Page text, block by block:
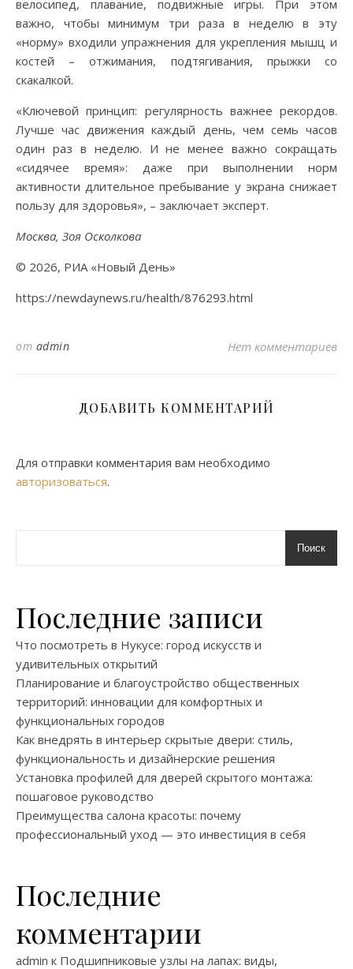
велосипед, плавание, подвижные игры. При этом
важно, чтобы минимум три раза в неделю в эту
«норму» входили упражнения для укрепления мышц и
костей – отжимания, подтягивания, прыжки со
скакалкой.
«Ключевой принцип: регулярность важнее рекордов.
Лучше час движения каждый день, чем семь часов
один раз в неделю. И не менее важно сокращать
«сидячее время»: даже при выполнении норм
активности длительное пребывание у экрана снижает
пользу для здоровья», – заключает эксперт.
Москва, Зоя Осколкова
© 2026, РИА «Новый День»
https://newdaynews.ru/health/876293.html
от admin Нет комментариев
ДОБАВИТЬ КОММЕНТАРИЙ
Для отправки комментария вам необходимо
авторизоваться.
Поиск
Последние записи
Что посмотреть в Нукусе: город искусств и
удивительных открытий
Планирование и благоустройство общественных
территорий: инновации для комфортных и
функциональных городов
Как внедрять в интерьер скрытые двери: стиль,
функциональность и дизайнерские решения
Установка профилей для дверей скрытого монтажа:
пошаговое руководство
Преимущества салона красоты: почему
профессиональный уход — это инвестиция в себя
Последние
комментарии
admin к Подшипниковые узлы на лапах: виды,